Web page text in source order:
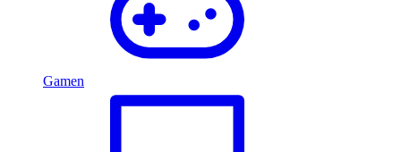
Gamen